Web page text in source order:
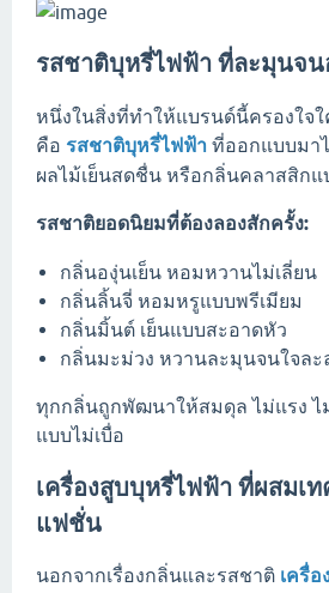
รสชาติบุหรี่ไฟฟ้า ที่ละมุนจ
หนึ่งในสิ่งที่ทำให้แบรนด์นี้ครองใจ
คือ รสชาติบุหรี่ไฟฟ้า ที่ออกแบบมา
ผลไม้เย็นสดชื่น หรือกลิ่นคลาสสิกแ
รสชาติยอดนิยมที่ต้องลองสักครั้ง:
กลิ่นองุ่นเย็น หอมหวานไม่เลี่ยน
กลิ่นลิ้นจี่ หอมหรูแบบพรีเมียม
กลิ่นมิ้นต์ เย็นแบบสะอาดหัว
กลิ่นมะม่วง หวานละมุนจนใจละ
ทุกกลิ่นถูกพัฒนาให้สมดุล ไม่แรง ไ
แบบไม่เบื่อ
เครื่องสูบบุหรี่ไฟฟ้า ที่ผสมเ
แฟชั่น
นอกจากเรื่องกลิ่นและรสชาติ เครื่